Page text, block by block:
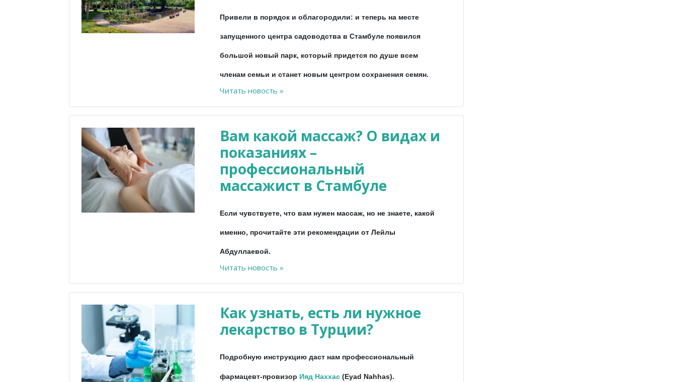
Привели в порядок и облагородили: и теперь на месте
запущенного центра садоводства в Стамбуле появился
большой новый парк, который придется по душе всем
членам семьи и станет новым центром сохранения семян.
Читать новость »
Вам какой массаж? О видах и
показаниях –
профессиональный
массажист в Стамбуле
Если чувствуете, что вам нужен массаж, но не знаете, какой
именно, прочитайте эти рекомендации от Лейлы
Абдуллаевой.
Читать новость »
Как узнать, есть ли нужное
лекарство в Турции?
Подробную инструкцию даст нам профессиональный
фармацевт-провизор Ияд Наххас (Eyad Nahhas).